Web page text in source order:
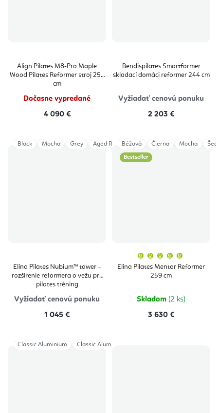
Align Pilates M8-Pro Maple
Wood Pilates Reformer stroj 254
cm
Dočasne vypredané
4 090 €
Bendispilates Smartformer
skladací domáci reformer 244 cm
Vyžiadať cenovú ponuku
2 203 €
Elina Pilates Nubium™ tower –
rozšírenie reformera o vežu pre
pilates tréning
Vyžiadať cenovú ponuku
1 045 €
Black Mocha Grey Aged Rose Eucalyptus Iceberg
Bestseller
Elina Pilates Mentor Reformer
259 cm
produktu
je
Skladom (2 ks)
3 630 €
Béžová Čierna Mocha
Classic Aluminium Classic Aluminium HL